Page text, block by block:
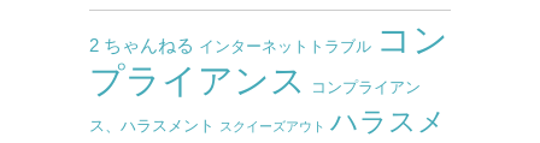
2 ちゃんねる インターネットトラブル コン
プライアンス
コンプライアン
ス、ハラスメント スクイーズアウト ハラスメ